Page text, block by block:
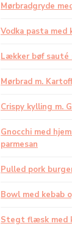
Mørbradgryde
Vodka pasta med
Lækker bøf sauté
Mørbrad m.
Crispy kylling m.
Gnocchi med
parmesan
Pulled pork
Bowl med kebab
Stegt flæsk med